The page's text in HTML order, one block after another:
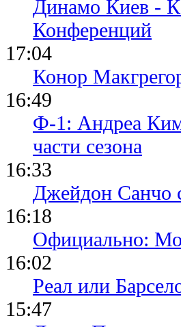
Динамо Киев -
Конференций
17:04
Конор
16:49
Ф-1: Андреа
части сезона
16:33
Джейдон Санчо
16:18
Официально:
16:02
Реал или
15:47